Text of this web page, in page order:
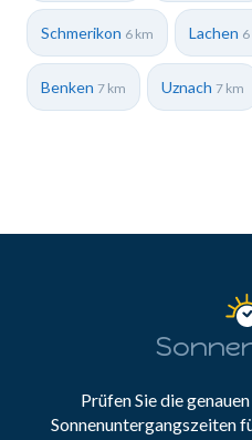
Schmerikon 6 km Lachen
Benken 7 km Uznach 7 km
Prüfen Sie die
Sonnenuntergangszeiten